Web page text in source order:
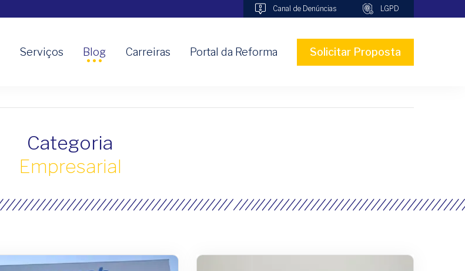
Canal de Denúncias LGPD
Serviços Blog Carreiras Portal da Reforma Solicitar Proposta
Categoria
Empresarial